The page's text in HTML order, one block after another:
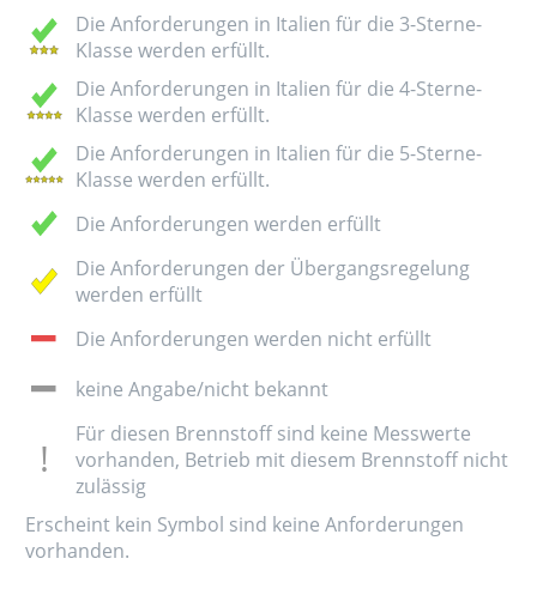
Die Anforderungen in Italien für die 3-Sterne-
Klasse werden erfüllt.
Die Anforderungen in Italien für die 4-Sterne-
Klasse werden erfüllt.
Die Anforderungen in Italien für die 5-Sterne-
Klasse werden erfüllt.
Die Anforderungen werden erfüllt
Die Anforderungen der Übergangsregelung
werden erfüllt
Die Anforderungen werden nicht erfüllt
keine Angabe/nicht bekannt
Für diesen Brennstoff sind keine Messwerte
vorhanden, Betrieb mit diesem Brennstoff nicht
zulässig
Erscheint kein Symbol sind keine Anforderungen
vorhanden.